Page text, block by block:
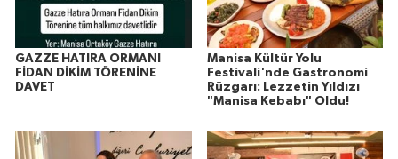
GAZZE HATIRA ORMANI
FİDAN DİKİM TÖRENİNE
DAVET
Manisa Kültür Yolu
Festivali'nde Gastronomi
Rüzgarı: Lezzetin Yıldızı
"Manisa Kebabı" Oldu!